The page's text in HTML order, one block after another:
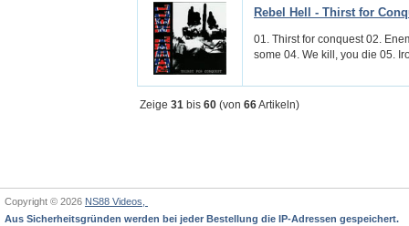
Rebel Hell - Thirst for
01. Thirst for conquest 02.
some 04. We kill, you die 05.
Zeige 31 bis 60 (von 66Artikeln)
Copyright © 2026 NS88 Videos,
Aus Sicherheitsgründen werden bei jeder Bestellung die IP-Adressen gespeichert.